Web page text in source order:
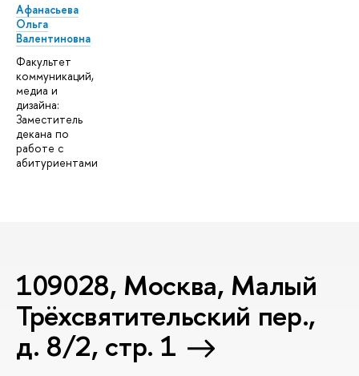
Афанасьева
Ольга
Валентиновна
Факультет
коммуникаций,
медиа и
дизайна:
Заместитель
декана по
работе с
абитуриентами
109028, Москва, Малый
Трёхсвятительский пер.,
д. 8/2, стр. 1